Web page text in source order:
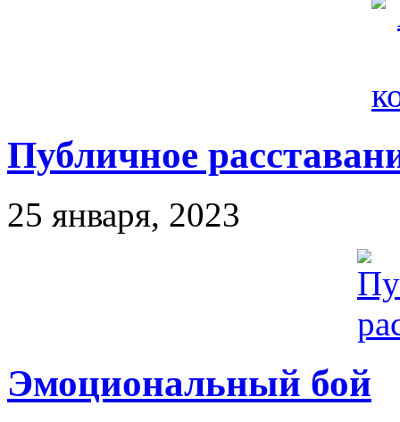
Публичное
25 января, 2023
Эмоциональный бой